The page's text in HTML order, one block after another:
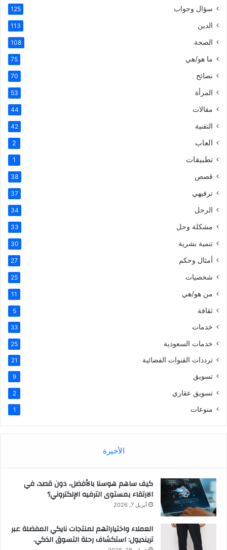
سؤال وجواب 125
الدين 113
الصحة 108
ما هو/هي 75
نصائح 70
المرأة 53
مقالات 44
التقنية 42
العاب 2
تطبيقات 1
قصص 38
ترفيهي 37
الرجل 34
مشكلة وحل 33
تنمية بشرية 30
أمثال وحكم 27
شخصيات 25
من هو/هي 11
ثقافة 5
خدمات 33
خدمات السعودية 25
ترددات القنوات الفضائية 21
تسويق 9
تسويق عقاري 2
منوعات 1
الأخيرة
كيف ساهم هوسنا بالأفضل، دون قصد، في
الارتقاء بمستوى الترفيه الإلكتروني؟
أبريل 7, 2026
العملاء واختياراتهم لمنتجات نايكي المفضلة عبر
ترينديول: استكشاف رحلة التسوق الذكي.